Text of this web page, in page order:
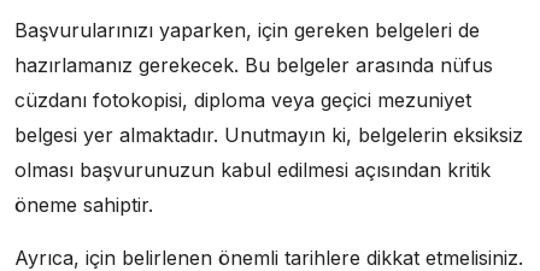
Başvurularınızı yaparken, için gereken belgeleri de
hazırlamanız gerekecek. Bu belgeler arasında nüfus
cüzdanı fotokopisi, diploma veya geçici mezuniyet
belgesi yer almaktadır. Unutmayın ki, belgelerin eksiksiz
olması başvurunuzun kabul edilmesi açısından kritik
öneme sahiptir.
Ayrıca, için belirlenen önemli tarihlere dikkat etmelisiniz.